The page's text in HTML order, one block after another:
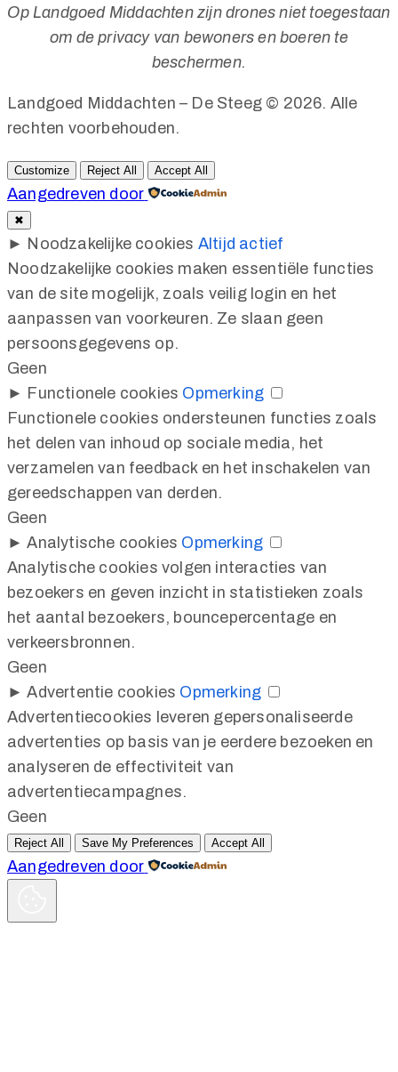
Op Landgoed Middachten zijn drones niet toegestaan
om de privacy van bewoners en boeren te
beschermen.
Landgoed Middachten – De Steeg © 2026. Alle
rechten voorbehouden.
Customize Reject All Accept All
Aangedreven door
✖
► Noodzakelijke cookies Altijd actief
Noodzakelijke cookies maken essentiële functies
van de site mogelijk, zoals veilig login en het
aanpassen van voorkeuren. Ze slaan geen
persoonsgegevens op.
Geen
► Functionele cookies Opmerking
Functionele cookies ondersteunen functies zoals
het delen van inhoud op sociale media, het
verzamelen van feedback en het inschakelen van
gereedschappen van derden.
Geen
► Analytische cookies Opmerking
Analytische cookies volgen interacties van
bezoekers en geven inzicht in statistieken zoals
het aantal bezoekers, bouncepercentage en
verkeersbronnen.
Geen
► Advertentie cookies Opmerking
Advertentiecookies leveren gepersonaliseerde
advertenties op basis van je eerdere bezoeken en
analyseren de effectiviteit van
advertentiecampagnes.
Geen
Reject All Save My Preferences Accept All
Aangedreven door